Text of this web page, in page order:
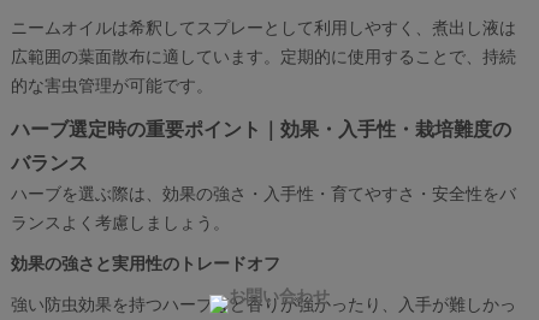
ニームオイルは希釈してスプレーとして利用しやすく、煮出し液は
広範囲の葉面散布に適しています。定期的に使用することで、持続
的な害虫管理が可能です。
ハーブ選定時の重要ポイント｜効果・入手性・栽培難度の
バランス
ハーブを選ぶ際は、効果の強さ・入手性・育てやすさ・安全性をバ
ランスよく考慮しましょう。
効果の強さと実用性のトレードオフ
強い防虫効果を持つハーブほど香りが強かったり、入手が難しかっ